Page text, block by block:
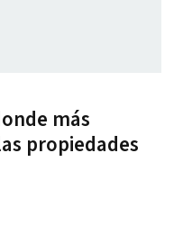
más
propiedades